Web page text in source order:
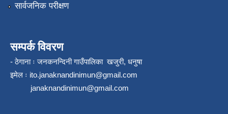
सार्वजनिक परीक्षण
सम्पर्क विवरण
- ठेगाना ः जनकनन्दिनी गाउँपालिका खजुरी, धनुषा
इमेल ः ito.janaknandinimun@gmail.com
janaknandinimun@gmail.com